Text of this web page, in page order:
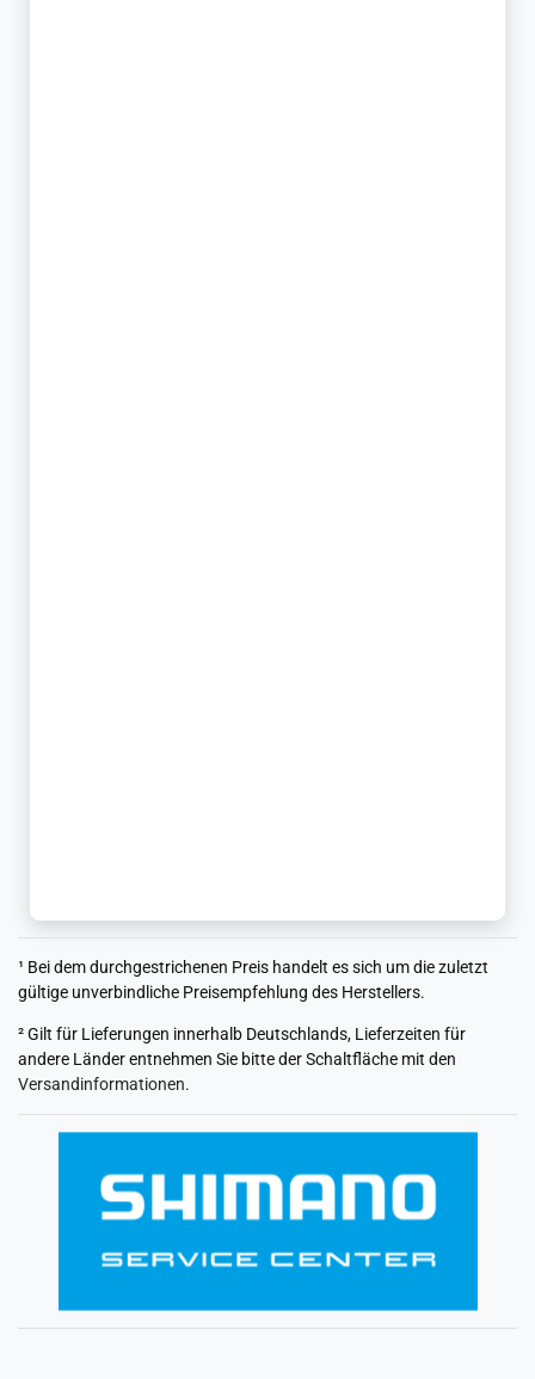
¹ Bei dem durchgestrichenen Preis handelt es sich um die zuletzt
gültige unverbindliche Preisempfehlung des Herstellers.
² Gilt für Lieferungen innerhalb Deutschlands, Lieferzeiten für
andere Länder entnehmen Sie bitte der Schaltfläche mit den
Versandinformationen.